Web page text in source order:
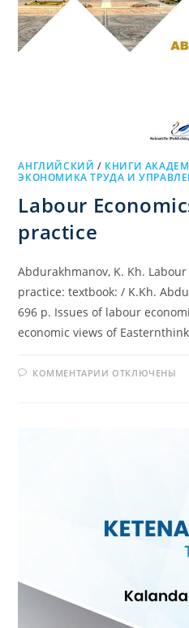
АНГЛИЙСКИЙ / КНИГИ
ЭКОНОМИКА ТРУДА И
Labour
practice
Abdurakhmanov, K. Kh.
practice: textbook: / K.Kh.
696 p. Issues of labour
economic views of
КОММЕНТАРИИ К
ОТКЛЮЧЕНЫ